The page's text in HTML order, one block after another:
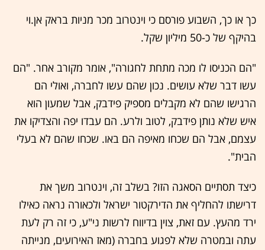
כך או כך, השבוע פורסם כי וינטרוב מכר מניות בראק אן.וי
בהיקף של כ-50 מיליון שקל.
"הם הכניסו לו מכה מתחת לחגורה", אומר מקורב אחר. "הם
עשו דבר שלא עושים. נכון שהם עשו לחברה, ואולי הם
הרגישו שהם לא מקבלים מספיק פידבק, אבל שמעון הוא
איש שלא נותן פידבק, לטוב ולרע. הם עבדו יפה והצדיקו את
עצמם, אבל הם שכחו מאיפה הם באו. שכחו שהם לא בעלי
הבית".
כיצד תסתיים הסאגה הזו? בשלב זה, וינטרוב משך את
דרישתו להחליף את הדירקטור ישראל ולכאורה נראה כאילו
ירד מהעץ. עם זאת, צוין בדיווח לרשות ני"ע, כי זה רק לעת
עתה ובמטרה שלא לפגוע בחברה (מאז האירועים, מנייתה